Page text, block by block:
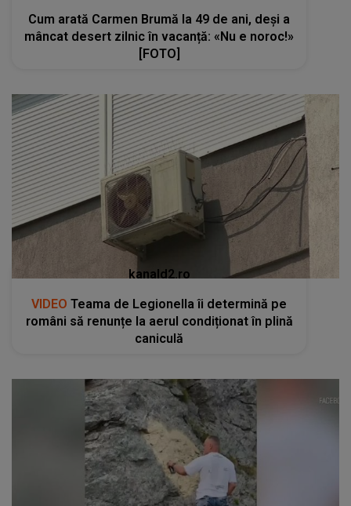
Cum arată Carmen Brumă la 49 de ani, deși a
mâncat desert zilnic în vacanță: «Nu e noroc!»
[FOTO]
kanald2.ro
VIDEO Teama de Legionella îi determină pe
români să renunțe la aerul condiționat în plină
caniculă